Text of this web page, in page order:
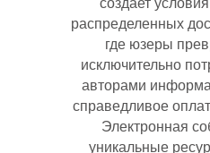
распределенных
где юзеры
исключительно
авторами
справедливое
Электронная
уникальные